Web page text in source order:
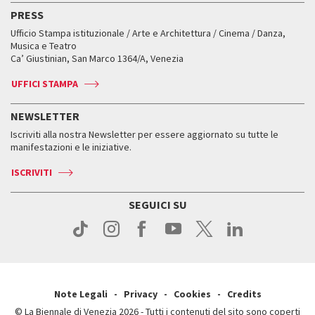
FAQ
Servizi al pubblico
Come raggiungerci
Press
Edizioni passate
Orari e sedi
Accrediti
Come raggiungerci
Orari e sedi
Biglietti
Accrediti
Come raggiungerci
Contatti
Press
Accrediti
Servizi al pubblico
Come raggiungerci
Press
Workshop di critica teatrale
Leone d’oro alla carriera
Leone d’argento
Edizioni passate
Orari e sedi
Biglietti
Servizi al pubblico
Come raggiungerci
Contatti
Mostre Virtuali
Fondi e Collezioni
Biennale College ASAC
ASAC DATI
Storia
Orari e sedi
PRESS
Ufficio Stampa istituzionale / Arte e Architettura / Cinema / Danza,
Musica e Teatro
Ca’ Giustinian, San Marco 1364/A, Venezia
UFFICI STAMPA
NEWSLETTER
Iscriviti alla nostra Newsletter per essere aggiornato su tutte le
manifestazioni e le iniziative.
ISCRIVITI
SEGUICI SU
Note Legali Privacy Cookies
Credits
© La Biennale di Venezia 2026 - Tutti i contenuti del sito sono coperti